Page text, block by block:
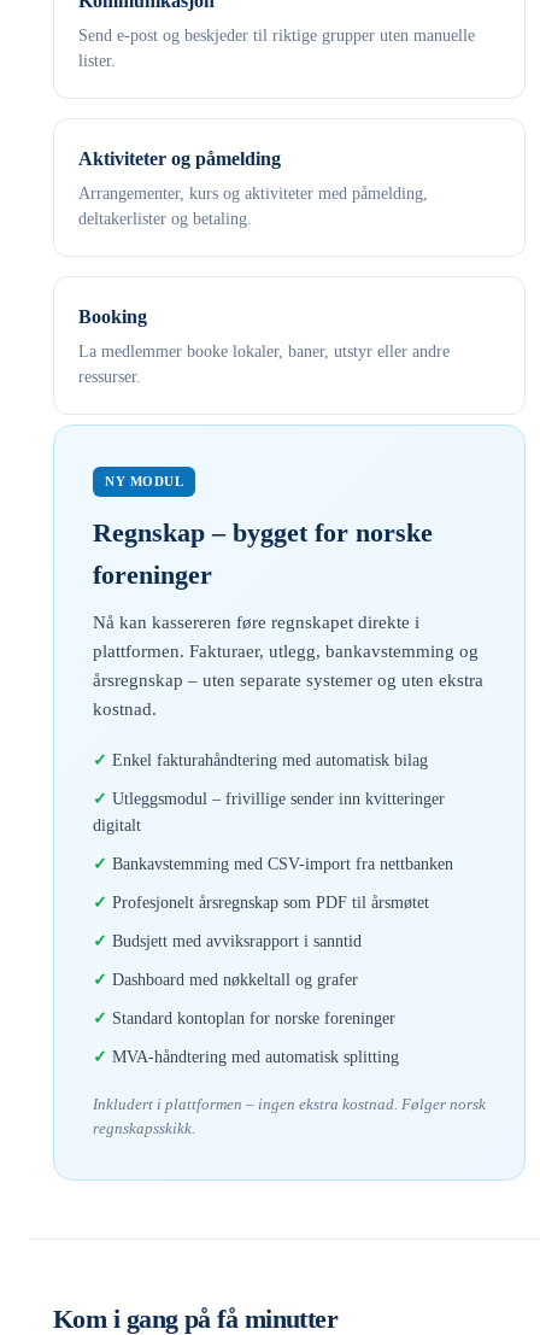
Send e-post og beskjeder til riktige grupper uten manuelle
lister.
Aktiviteter og påmelding
Arrangementer, kurs og aktiviteter med påmelding,
deltakerlister og betaling.
Booking
La medlemmer booke lokaler, baner, utstyr eller andre
ressurser.
NY MODUL
Regnskap – bygget for norske
foreninger
Nå kan kassereren føre regnskapet direkte i
plattformen. Fakturaer, utlegg, bankavstemming og
årsregnskap – uten separate systemer og uten ekstra
kostnad.
Enkel fakturahåndtering med automatisk bilag
Utleggsmodul – frivillige sender inn kvitteringer
digitalt
Bankavstemming med CSV-import fra nettbanken
Profesjonelt årsregnskap som PDF til årsmøtet
Budsjett med avviksrapport i sanntid
Dashboard med nøkkeltall og grafer
Standard kontoplan for norske foreninger
MVA-håndtering med automatisk splitting
Inkludert i plattformen – ingen ekstra kostnad. Følger norsk
regnskapsskikk.
Kom i gang på få minutter